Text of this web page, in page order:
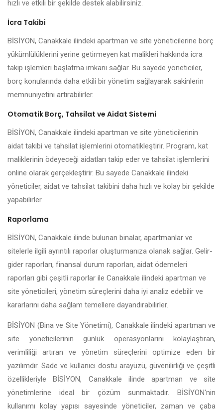
hızlı ve etkili bir şekilde destek alabilirsiniz.
İcra Takibi
BİSİYON, Canakkale ilindeki apartman ve site yöneticilerine borç
yükümlülüklerini yerine getirmeyen kat malikleri hakkında icra
takip işlemleri başlatma imkanı sağlar. Bu sayede yöneticiler,
borç konularında daha etkili bir yönetim sağlayarak sakinlerin
memnuniyetini artırabilirler.
Otomatik Borç, Tahsilat ve Aidat Sistemi
BİSİYON, Canakkale ilindeki apartman ve site yöneticilerinin
aidat takibi ve tahsilat işlemlerini otomatikleştirir. Program, kat
maliklerinin ödeyeceği aidatları takip eder ve tahsilat işlemlerini
online olarak gerçekleştirir. Bu sayede Canakkale ilindeki
yöneticiler, aidat ve tahsilat takibini daha hızlı ve kolay bir şekilde
yapabilirler.
Raporlama
BİSİYON, Canakkale ilinde bulunan binalar, apartmanlar ve
sitelerle ilgili ayrıntılı raporlar oluşturmanıza olanak sağlar. Gelir-
gider raporları, finansal durum raporları, aidat ödemeleri
raporları gibi çeşitli raporlar ile Canakkale ilindeki apartman ve
site yöneticileri, yönetim süreçlerini daha iyi analiz edebilir ve
kararlarını daha sağlam temellere dayandırabilirler.
BİSİYON (Bina ve Site Yönetimi), Canakkale ilindeki apartman ve
site yöneticilerinin günlük operasyonlarını kolaylaştıran,
verimliliği artıran ve yönetim süreçlerini optimize eden bir
yazılımdır. Sade ve kullanıcı dostu arayüzü, güvenilirliği ve çeşitli
özellikleriyle BİSİYON, Canakkale ilinde apartman ve site
yönetimlerine ideal bir çözüm sunmaktadır. BİSİYON'nin
kullanımı kolay yapısı sayesinde yöneticiler, zaman ve çaba